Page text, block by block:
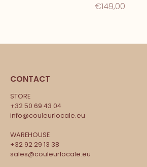
€149,00
CONTACT
STORE
+32 50 69 43 04
info@couleurlocale.eu
WAREHOUSE
+32 92 29 13 38
sales@couleurlocale.eu